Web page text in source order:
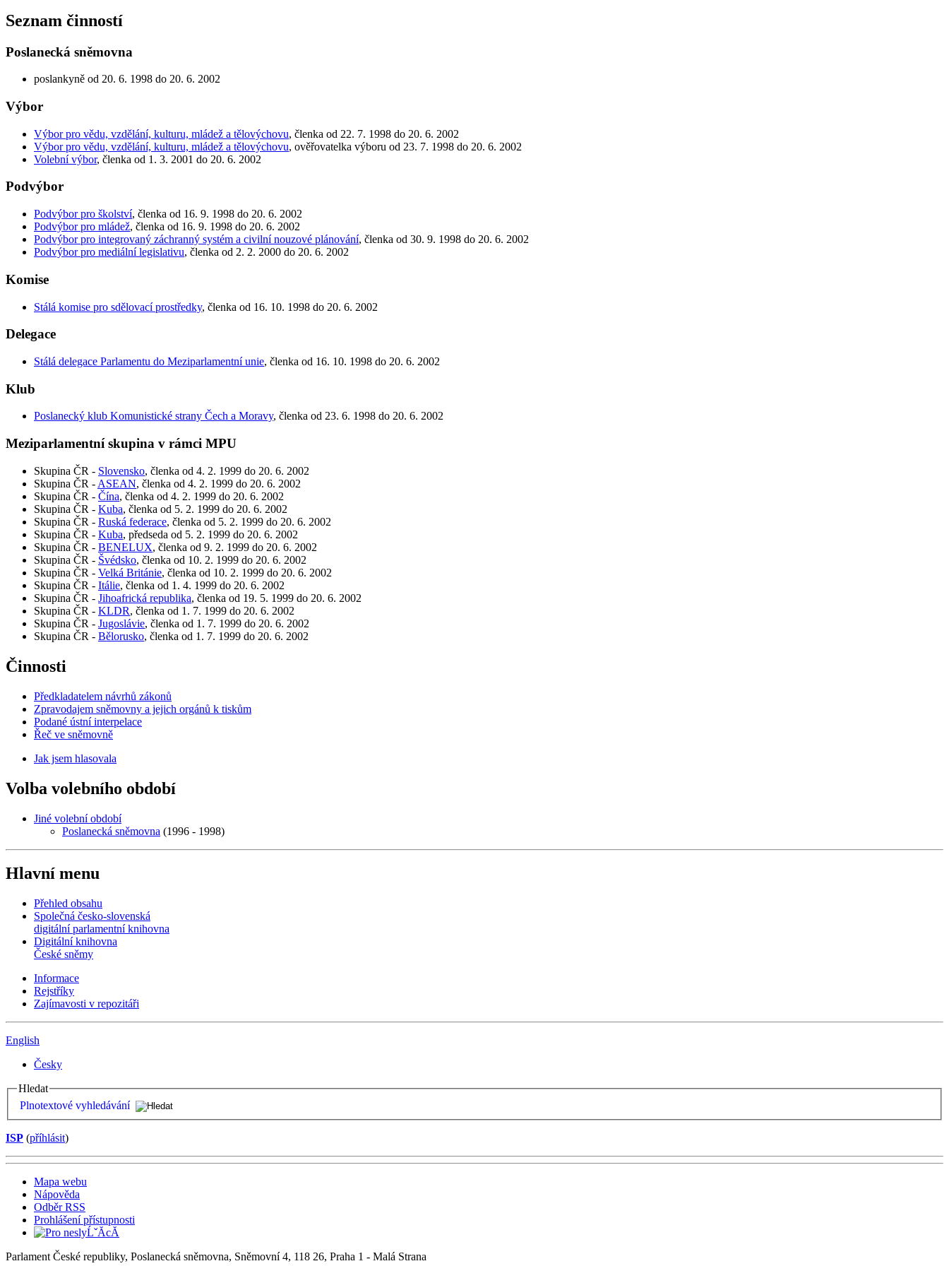
Seznam činností
Poslanecká sněmovna
poslankyně od 20. 6. 1998 do 20. 6. 2002
Výbor
Výbor pro vědu, vzdělání, kulturu, mládež a tělovýchovu, členka od 22. 7. 1998 do 20. 6. 2002
Výbor pro vědu, vzdělání, kulturu, mládež a tělovýchovu, ověřovatelka výboru od 23. 7. 1998 do 20. 6. 2002
Volební výbor, členka od 1. 3. 2001 do 20. 6. 2002
Podvýbor
Podvýbor pro školství, členka od 16. 9. 1998 do 20. 6. 2002
Podvýbor pro mládež, členka od 16. 9. 1998 do 20. 6. 2002
Podvýbor pro integrovaný záchranný systém a civilní nouzové plánování, členka od 30. 9. 1998 do 20. 6. 2002
Podvýbor pro mediální legislativu, členka od 2. 2. 2000 do 20. 6. 2002
Komise
Stálá komise pro sdělovací prostředky, členka od 16. 10. 1998 do 20. 6. 2002
Delegace
Stálá delegace Parlamentu do Meziparlamentní unie, členka od 16. 10. 1998 do 20. 6. 2002
Klub
Poslanecký klub Komunistické strany Čech a Moravy, členka od 23. 6. 1998 do 20. 6. 2002
Meziparlamentní skupina v rámci MPU
Skupina ČR - Slovensko, členka od 4. 2. 1999 do 20. 6. 2002
Skupina ČR - ASEAN, členka od 4. 2. 1999 do 20. 6. 2002
Skupina ČR - Čína, členka od 4. 2. 1999 do 20. 6. 2002
Skupina ČR - Kuba, členka od 5. 2. 1999 do 20. 6. 2002
Skupina ČR - Ruská federace, členka od 5. 2. 1999 do 20. 6. 2002
Skupina ČR - Kuba, předseda od 5. 2. 1999 do 20. 6. 2002
Skupina ČR - BENELUX, členka od 9. 2. 1999 do 20. 6. 2002
Skupina ČR - Švédsko, členka od 10. 2. 1999 do 20. 6. 2002
Skupina ČR - Velká Británie, členka od 10. 2. 1999 do 20. 6. 2002
Skupina ČR - Itálie, členka od 1. 4. 1999 do 20. 6. 2002
Skupina ČR - Jihoafrická republika, členka od 19. 5. 1999 do 20. 6. 2002
Skupina ČR - KLDR, členka od 1. 7. 1999 do 20. 6. 2002
Skupina ČR - Jugoslávie, členka od 1. 7. 1999 do 20. 6. 2002
Skupina ČR - Bělorusko, členka od 1. 7. 1999 do 20. 6. 2002
Činnosti
Předkladatelem návrhů zákonů
Zpravodajem sněmovny a jejich orgánů k tiskům
Podané ústní interpelace
Řeč ve sněmovně
Jak jsem hlasovala
Volba volebního období
Jiné volební období
Poslanecká sněmovna (1996 - 1998)
Hlavní menu
Přehled obsahu
Společná česko-slovenská
digitální parlamentní knihovna
Digitální knihovna
České sněmy
Informace
Rejstříky
Zajímavosti v repozitáři
English
Česky
Hledat
Plnotextové vyhledávání
ISP (příhlásit)
Mapa webu
Nápověda
Odběr RSS
Prohlášení přístupnosti
Parlament České republiky, Poslanecká sněmovna, Sněmovní 4, 118 26, Praha 1 - Malá Strana